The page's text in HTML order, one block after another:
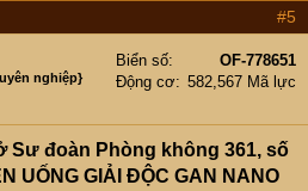
#5
nghiệp}
Biển số
OF-778651
Động cơ
582,567 Mã lực
Sư đoàn Phòng không 361, số
UỐNG GIẢI ĐỘC GAN NANO